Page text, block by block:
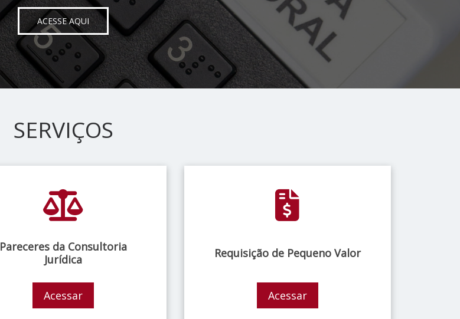
ACESSE AQUI
SERVIÇOS
Pareceres da Consultoria
Jurídica
Acessar
Requisição de Pequeno Valor
Acessar